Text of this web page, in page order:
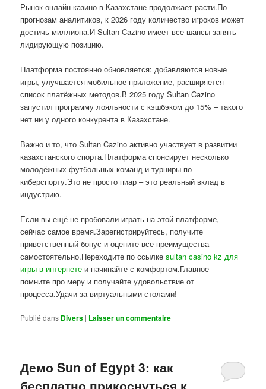
Рынок онлайн-казино в Казахстане продолжает расти.По
прогнозам аналитиков, к 2026 году количество игроков может
достичь миллиона.И Sultan Cazino имеет все шансы занять
лидирующую позицию.
Платформа постоянно обновляется: добавляются новые
игры, улучшается мобильное приложение, расширяется
список платёжных методов.В 2025 году Sultan Cazino
запустил программу лояльности с кэшбэком до 15% – такого
нет ни у одного конкурента в Казахстане.
Важно и то, что Sultan Cazino активно участвует в развитии
казахстанского спорта.Платформа спонсирует несколько
молодёжных футбольных команд и турниры по
киберспорту.Это не просто пиар – это реальный вклад в
индустрию.
Если вы ещё не пробовали играть на этой платформе,
сейчас самое время.Зарегистрируйтесь, получите
приветственный бонус и оцените все преимущества
самостоятельно.Переходите по ссылкеsultan casino kz для
игры в интернете и начинайте с комфортом.Главное –
помните про меру и получайте удовольствие от
процесса.Удачи за виртуальными столами!
Publié dans Divers | Laisser un commentaire
Демо Sun of Egypt 3: как
бесплатно прикоснуться к